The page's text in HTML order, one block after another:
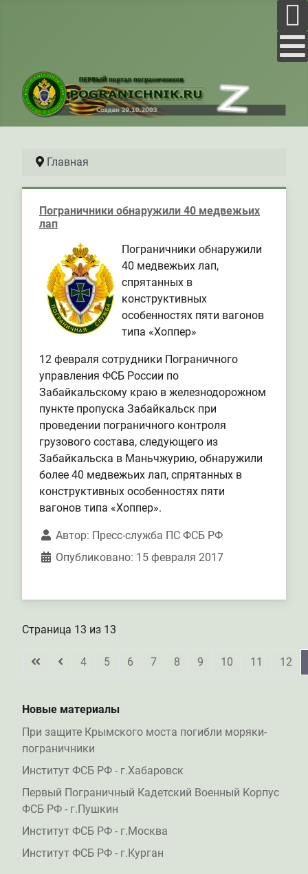
Главная
Пограничники обнаружили 40 медвежьих
лап
Пограничники обнаружили
40 медвежьих лап,
спрятанных в
конструктивных
особенностях пяти вагонов
типа «Хоппер»
12 февраля сотрудники Пограничного
управления ФСБ России по
Забайкальскому краю в железнодорожном
пункте пропуска Забайкальск при
проведении пограничного контроля
грузового состава, следующего из
Забайкальска в Маньчжурию, обнаружили
более 40 медвежьих лап, спрятанных в
конструктивных особенностях пяти
вагонов типа «Хоппер».
Автор: Пресс-служба ПС ФСБ РФ
Опубликовано: 15 февраля 2017
Страница 13 из 13
4 5 6 7 8 9 10 11 12
Новые материалы
При защите Крымского моста погибли моряки-
пограничники
Институт ФСБ РФ - г.Хабаровск
Первый Пограничный Кадетский Военный Корпус
ФСБ РФ - г.Пушкин
Институт ФСБ РФ - г.Москва
Институт ФСБ РФ - г.Курган